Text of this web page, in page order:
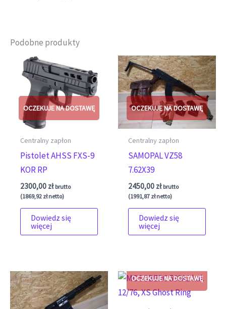
Podobne produkty
Centralny zapłon
Pistolet AHSS FXS-9
KOR RP
2300,00 zł brutto
(1869,92 złnetto)
Dowiedz się
więcej
Centralny zapłon
SAMOPAL VZ58
7.62X39
2450,00 zł brutto
(1991,87 złnetto)
Dowiedz się
więcej